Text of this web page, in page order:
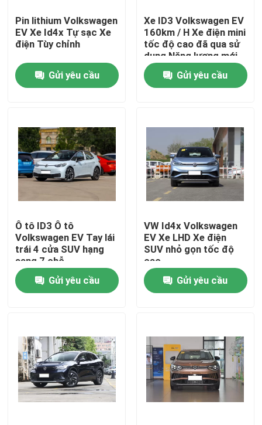
Nhà
Video
Tham quan nhà máy
Kiểm soát chất lượng
Tin tức
Tất cả các trường hợp
Pin lithium Volkswagen
EV Xe Id4x Tự sạc Xe
điện Tùy chỉnh
Gửi yêu cầu
Xe ID3 Volkswagen EV
160km / H Xe điện mini
tốc độ cao đã qua sử
dụng Năng lượng mới
Gửi yêu cầu
Ô tô ID3 Ô tô
Volkswagen EV Tay lái
trái 4 cửa SUV hạng
sang 7 chỗ
Gửi yêu cầu
VW Id4x Volkswagen
EV Xe LHD Xe điện
SUV nhỏ gọn tốc độ
cao
Gửi yêu cầu